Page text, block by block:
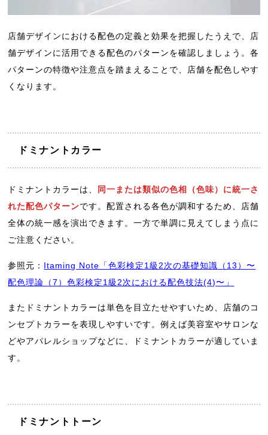
店舗デザインにおける配色の定義と効果を把握したうえで、店
舗デザインに活用できる配色のパターンを確認しましょう。各
パターンの特徴や注意点を踏まえることで、店舗を配色しやす
くなります。
ドミナントカラー
ドミナントカラーは、 同一または類似の色相（色味）に統一さ
れた配色パターンです。配置される各色が調和するため、店舗
全体の統一感を演出できます。一方で単調に見えてしまう点に
ご注意ください。
参照元： Itaming Note「色彩検定1級2次の基礎知識（13）〜
配色理論（7）色彩検定1級2次における配色技法(4)〜」
またドミナントカラーは単色を目立たせやすいため、店舗のコ
ンセプトカラーを表現しやすいです。例えば美容室やサロンな
どやアパレルショップなどに、ドミナントカラーが適していま
す。
ドミナントトーン